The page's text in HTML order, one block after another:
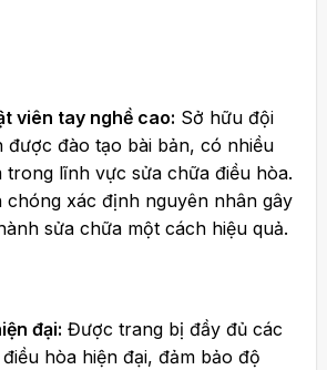
viên tay nghề cao: Sở hữu đội
được đào tạo bài bản, có nhiều
trong lĩnh vực sửa chữa điều hòa.
chóng xác định nguyên nhân gây
sửa chữa một cách hiệu quả.
đại: Được trang bị đầy đủ các
hòa hiện đại, đảm bảo độ